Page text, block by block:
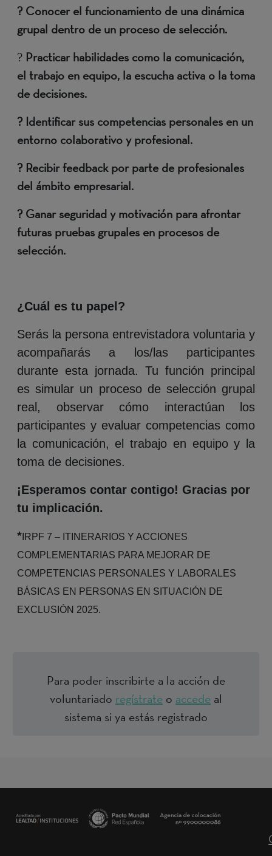
? Conocer el funcionamiento de una dinámica
grupal dentro de un proceso de selección.
? Practicar habilidades como la comunicación,
el trabajo en equipo, la escucha activa o la toma
de decisiones.
? Identificar sus competencias personales en un
entorno colaborativo y profesional.
? Recibir feedback por parte de profesionales
del ámbito empresarial.
? Ganar seguridad y motivación para afrontar
futuras pruebas grupales en procesos de
selección.
¿Cuál es tu papel?
Serás la persona entrevistadora voluntaria y
acompañarás a los/las participantes
durante esta jornada. Tu función principal
es simular un proceso de selección grupal
real, observar cómo interactúan los
participantes y evaluar competencias como
la comunicación, el trabajo en equipo y la
toma de decisiones.
¡Esperamos contar contigo! Gracias por
tu implicación.
* IRPF 7 – ITINERARIOS Y ACCIONES
COMPLEMENTARIAS PARA MEJORAR DE
COMPETENCIAS PERSONALES Y LABORALES
BÁSICAS EN PERSONAS EN SITUACIÓN DE
EXCLUSIÓN 2025.
Para poder inscribirte a la acción de
voluntariado regístrate o accede al
sistema si ya estás registrado